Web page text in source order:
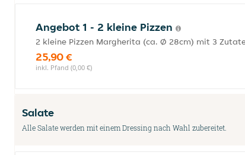
Angebot 1 - 2 kleine Pizzen
2 kleine Pizzen Margherita (ca. Ø 28cm) mit 3
25,90 €
inkl. Pfand (0,00 €)
Salate
Alle Salate werden mit einem Dressing nach Wahl zubereitet.